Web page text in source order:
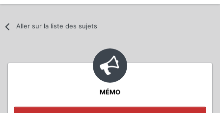
Aller sur la liste des sujets
MÉMO